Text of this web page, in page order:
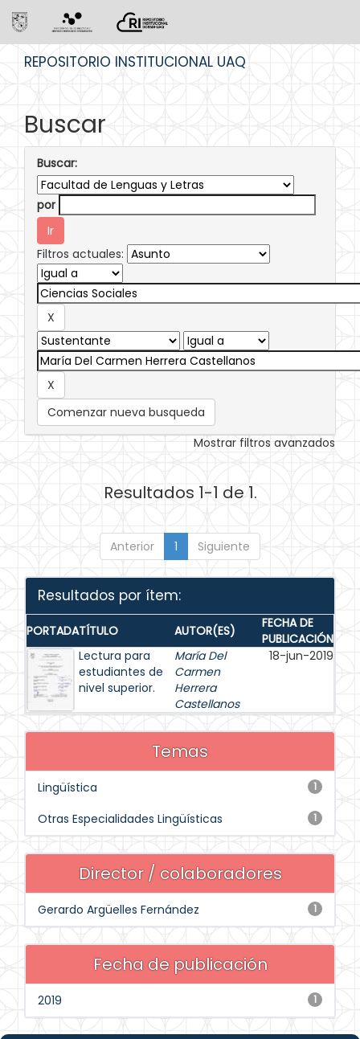
REPOSITORIO INSTITUCIONAL UAQ
Buscar
Buscar:
por
Filtros actuales:
Comenzar nueva busqueda
Mostrar filtros avanzados
Resultados 1-1 de 1.
Anterior 1 Siguiente
Resultados por ítem:
PORTADATÍTULO AUTOR(ES)
FECHA DE
PUBLICACIÓN
Lectura para
estudiantes de
nivel superior.
María Del
Carmen
Herrera
Castellanos
18-jun-2019
Temas
1
Lingüística
1
Otras Especialidades Lingüísticas
Director / colaboradores
1
Gerardo Argüelles Fernández
Fecha de publicación
1
2019